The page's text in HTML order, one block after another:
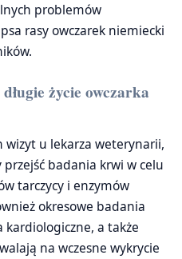
problemów
rasy owczarek niemiecki
życie owczarka
wizyt u lekarza weterynarii,
badania krwi w celu
tarczycy i enzymów
okresowe badania
kardiologiczne, a także
na wczesne wykrycie